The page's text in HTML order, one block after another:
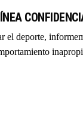
el deporte,